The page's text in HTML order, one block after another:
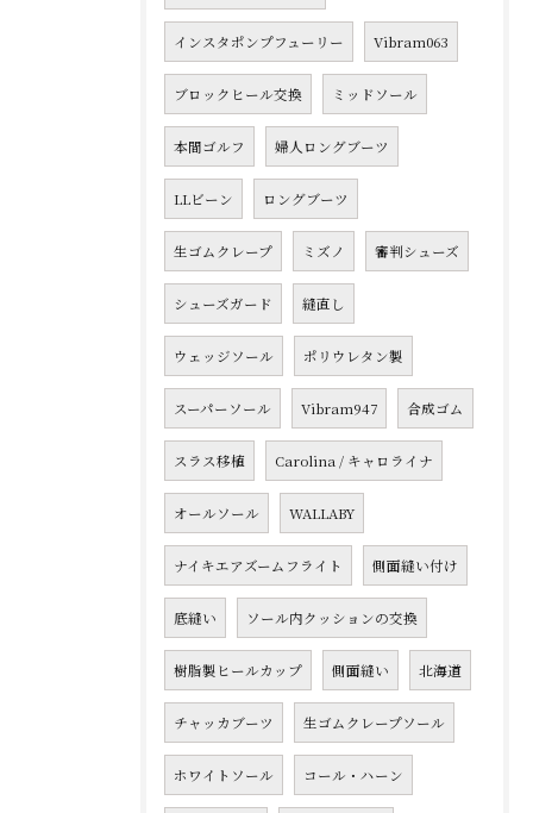
インスタポンプフューリー Vibram063
ブロックヒール交換 ミッドソール
本間ゴルフ 婦人ロングブーツ
LLビーン ロングブーツ
生ゴムクレープ ミズノ 審判シューズ
シューズガード 縫直し
ウェッジソール ポリウレタン製
スーパーソール Vibram947 合成ゴム
スラス移植 Carolina / キャロライナ
オールソール WALLABY
ナイキエアズームフライト 側面縫い付け
底縫い ソール内クッションの交換
樹脂製ヒールカップ 側面縫い 北海道
チャッカブーツ 生ゴムクレープソール
ホワイトソール コール・ハーン